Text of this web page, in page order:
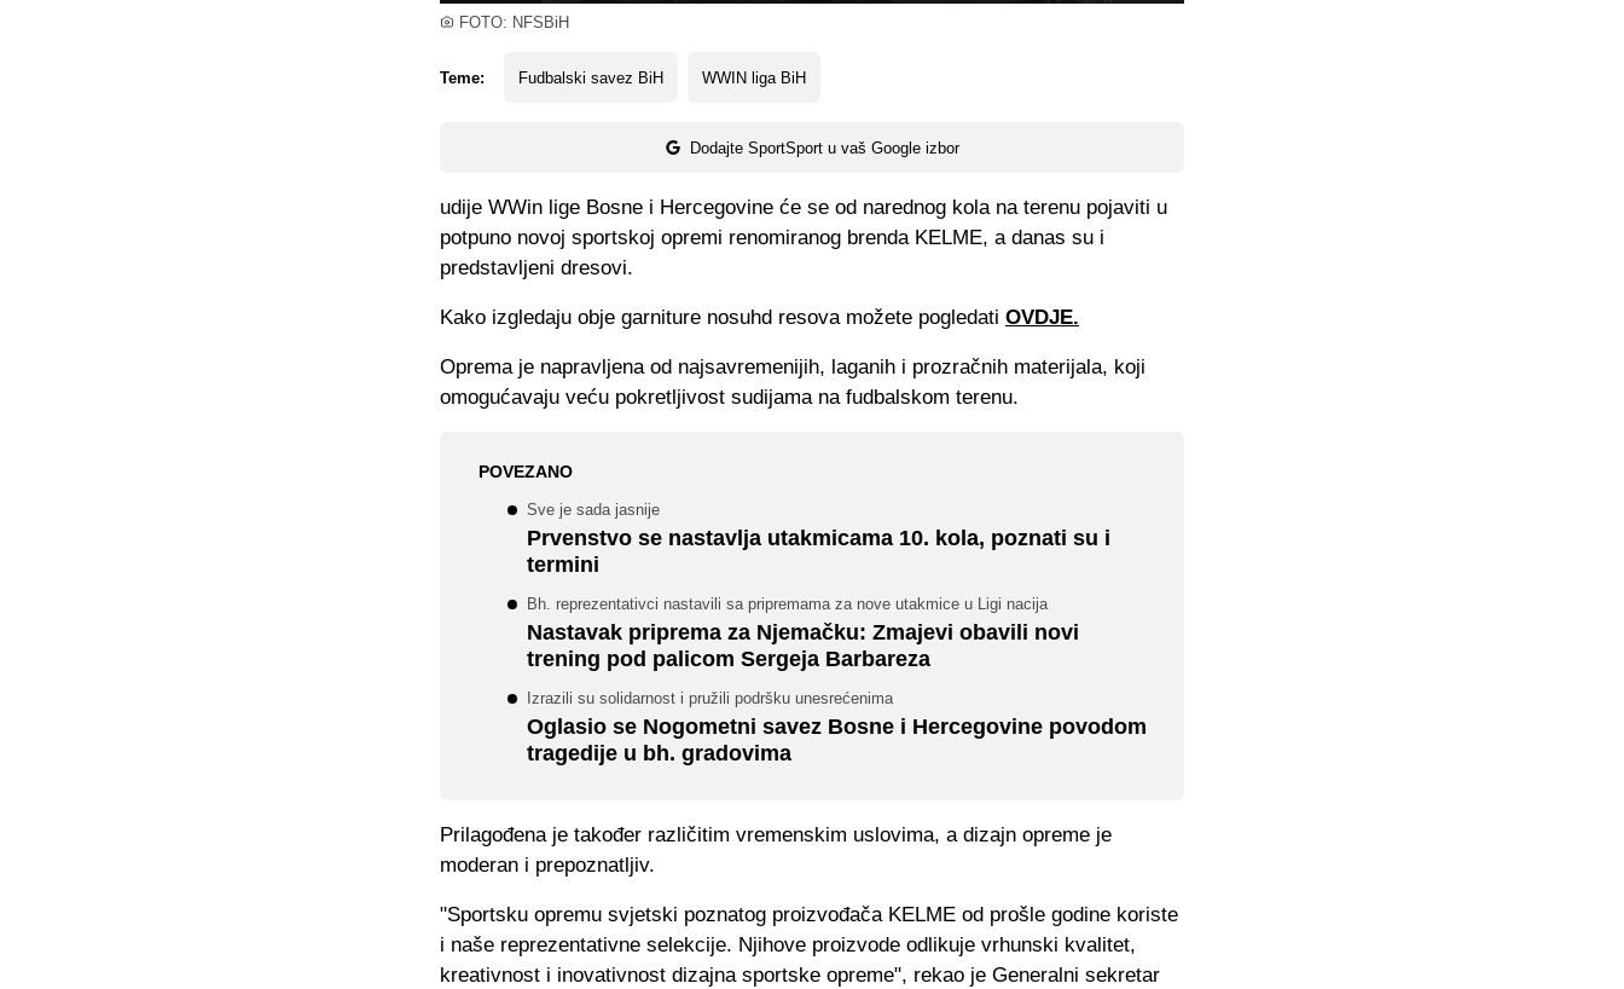
FOTO: NFSBiH
Teme: Fudbalski savez BiH WWIN liga BiH
Dodajte SportSport u vaš Google izbor
udije WWin lige Bosne i Hercegovine će se od narednog kola na terenu pojaviti u
potpuno novoj sportskoj opremi renomiranog brenda KELME, a danas su i
predstavljeni dresovi.
Kako izgledaju obje garniture nosuhd resova možete pogledati OVDJE.
Oprema je napravljena od najsavremenijih, laganih i prozračnih materijala, koji
omogućavaju veću pokretljivost sudijama na fudbalskom terenu.
POVEZANO
Sve je sada jasnije
Prvenstvo se nastavlja utakmicama 10. kola, poznati su i
termini
Bh. reprezentativci nastavili sa pripremama za nove utakmice u Ligi nacija
Nastavak priprema za Njemačku: Zmajevi obavili novi
trening pod palicom Sergeja Barbareza
Izrazili su solidarnost i pružili podršku unesrećenima
Oglasio se Nogometni savez Bosne i Hercegovine povodom
tragedije u bh. gradovima
Prilagođena je također različitim vremenskim uslovima, a dizajn opreme je
moderan i prepoznatljiv.
"Sportsku opremu svjetski poznatog proizvođača KELME od prošle godine koriste
i naše reprezentativne selekcije. Njihove proizvode odlikuje vrhunski kvalitet,
kreativnost i inovativnost dizajna sportske opreme", rekao je Generalni sekretar